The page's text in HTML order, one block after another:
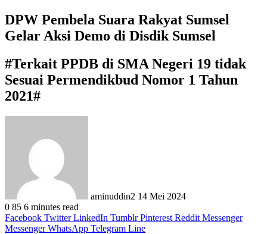
DPW Pembela Suara Rakyat Sumsel
Gelar Aksi Demo di Disdik Sumsel
#Terkait PPDB di SMA Negeri 19 tidak
Sesuai Permendikbud Nomor 1 Tahun
2021#
aminuddin2 14 Mei 2024
0 85 6 minutes read
Facebook Twitter LinkedIn Tumblr Pinterest Reddit Messenger
Messenger WhatsApp Telegram Line